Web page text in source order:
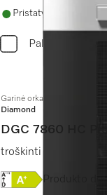
Pristatymas per 14 -
Palyginkite
Garinė orkaitė
Diamond
DGC 7860 HC Pro
troškinti garuose,
Online Label